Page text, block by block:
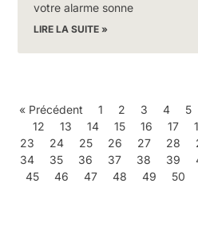
votre alarme sonne
LIRE LA SUITE »
« Précédent 1 2 3 4 5
12
13 14 15 16 17
23
24 25 26 27 28
34
35 36 37 38 39
45
46 47 48 49 50